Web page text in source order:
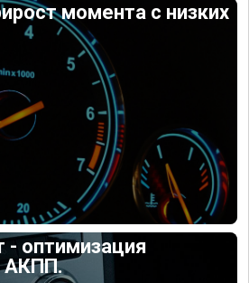
момента с низких
- оптимизация
АКПП.